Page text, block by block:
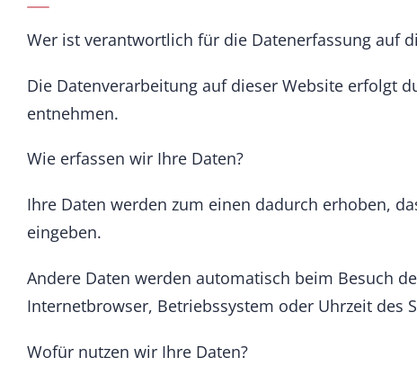
Wer ist verantwortlich für die Datenerfassung auf
Die Datenverarbeitung auf dieser Website erfolgt
entnehmen.
Wie erfassen wir Ihre Daten?
Ihre Daten werden zum einen dadurch erhoben,
eingeben.
Andere Daten werden automatisch beim Besuch
Internetbrowser, Betriebssystem oder Uhrzeit des
Wofür nutzen wir Ihre Daten?